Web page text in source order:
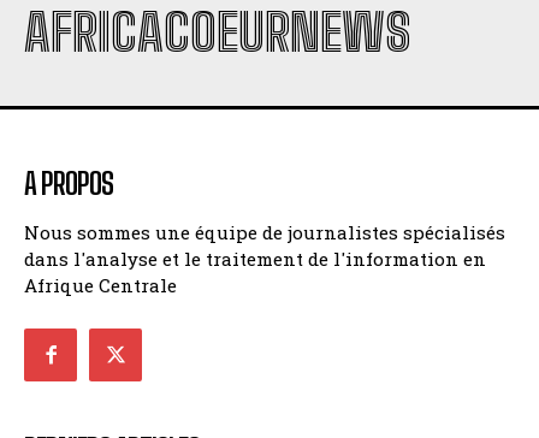
AFRICACOEURNEWS
A PROPOS
Nous sommes une équipe de journalistes spécialisés
dans l'analyse et le traitement de l'information en
Afrique Centrale